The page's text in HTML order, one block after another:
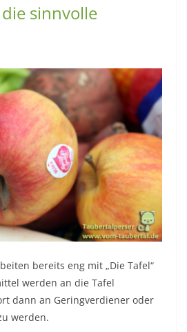
sinnvolle
bereits eng mit „Die Tafel“
werden an die Tafel
dann an Geringverdiener oder
werden.